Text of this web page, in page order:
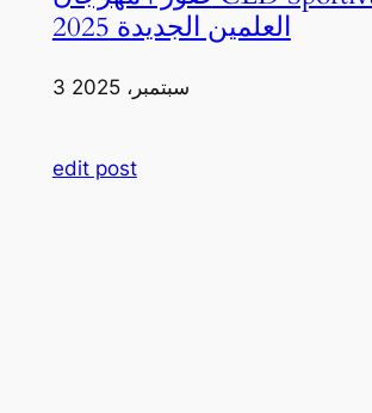
العلمين الجديدة 2025
3 سبتمبر، 2025
edit post